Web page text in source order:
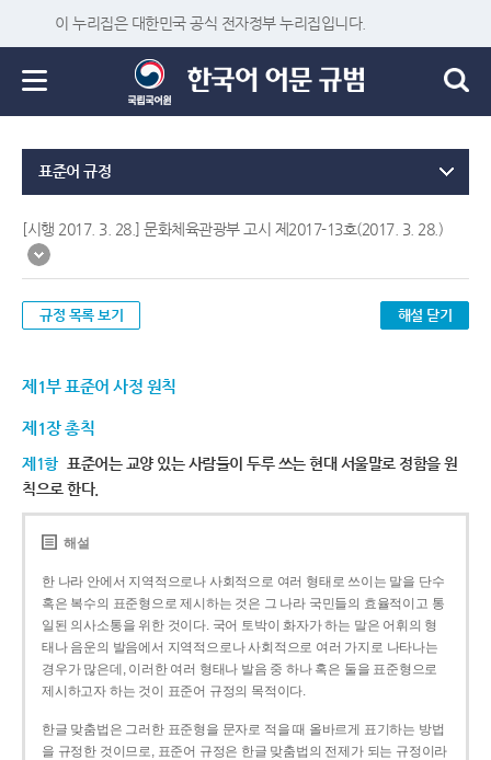
이 누리집은 대한민국 공식 전자정부 누리집입니다.
표준어 규정
[시행 2017. 3. 28.] 문화체육관광부 고시 제2017-13호(2017. 3. 28.)
규정 목록 보기 해설 닫기
제1부 표준어 사정 원칙
제1장 총칙
제1항 표준어는 교양 있는 사람들이 두루 쓰는 현대 서울말로 정함을 원
칙으로 한다.
해설
한 나라 안에서 지역적으로나 사회적으로 여러 형태로 쓰이는 말을 단수
혹은 복수의 표준형으로 제시하는 것은 그 나라 국민들의 효율적이고 통
일된 의사소통을 위한 것이다. 국어 토박이 화자가 하는 말은 어휘의 형
태나 음운의 발음에서 지역적으로나 사회적으로 여러 가지로 나타나는
경우가 많은데, 이러한 여러 형태나 발음 중 하나 혹은 둘을 표준형으로
제시하고자 하는 것이 표준어 규정의 목적이다.
한글 맞춤법은 그러한 표준형을 문자로 적을 때 올바르게 표기하는 방법
을 규정한 것이므로, 표준어 규정은 한글 맞춤법의 전제가 되는 규정이라